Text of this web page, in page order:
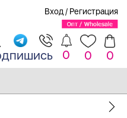
Вход / Регистрация
0 0 0